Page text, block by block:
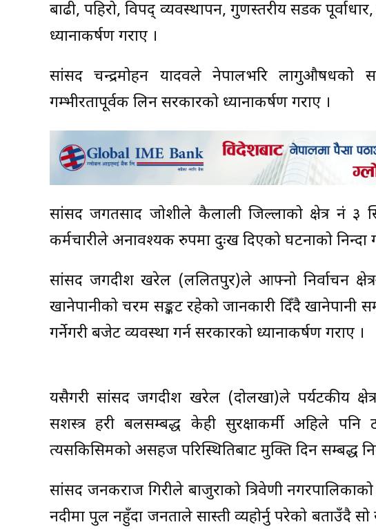
बाढी, पहिरो, विपद् व्यवस्थापन, गुणस्तरीय सडक
ध्यानाकर्षण गराए ।
सांसद चन्द्रमोहन यादवले नेपालभरि लागुऔषधको
गम्भीरतापूर्वक लिन सरकारको ध्यानाकर्षण गराए ।
सांसद जगतप्रसाद जोशीले कैलाली जिल्लाको क्षेत्र नं
कर्मचारीले अनावश्यक रुपमा दुःख दिएको घटनाको निन्दा
सांसद जगदीश खरेल (ललितपुर)ले आफ्नो निर्वाचन
खानेपानीको चरम सङ्कट रहेको जानकारी दिँदै खानेपानी
गर्नेगरी बजेट व्यवस्था गर्न सरकारको ध्यानाकर्षण गराए ।
यसैगरी सांसद जगदीश खरेल (दोलखा)ले पर्यटकीय
सशस्त्र प्रहरी बलसम्बद्ध केही सुरक्षाकर्मी अहिले
त्यसकिसिमको असहज परिस्थितिबाट मुक्ति दिन सम्बद्ध
सांसद जनकराज गिरीले बाजुराको त्रिवेणी नगरपालिकाको
नदीमा पुल नहुँदा जनताले सास्ती व्यहोर्नु परेको बताउँदै